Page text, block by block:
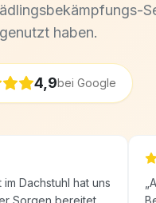
haben.
4,9bei Google
Dachstuhl hat uns
Sorgen bereitet.